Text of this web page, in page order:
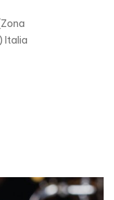
Italia